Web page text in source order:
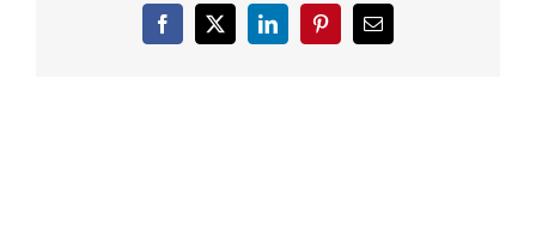
Facebook
X LinkedInPinterestCorreo